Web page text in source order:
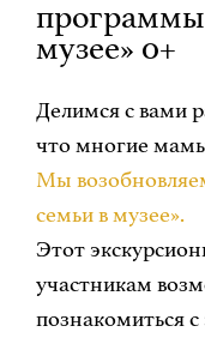
программы
музее» 0+
Делимся с вами
что многие
Мы
семьи в музее».
Этот
участникам
познакомиться